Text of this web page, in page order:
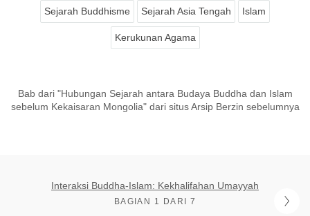
Sejarah Buddhisme Sejarah Asia Tengah Islam
Kerukunan Agama
Bab dari "Hubungan Sejarah antara Budaya Buddha dan Islam
sebelum Kekaisaran Mongolia" dari situs Arsip Berzin sebelumnya
Interaksi Buddha-Islam: Kekhalifahan Umayyah
BAGIAN 1 DARI 7